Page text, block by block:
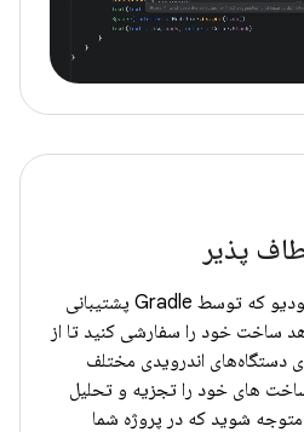
پذیر
سیستم ساخت اندروید استودیو که توسط Gradle پشتیبانی
ساخت خود را سفارشی کنید تا از
دستگاه‌های اندرویدی مختلف
های خود را تجزیه و تحلیل
کنید و با Build Analyzer متوجه شوید که در پروژه شما